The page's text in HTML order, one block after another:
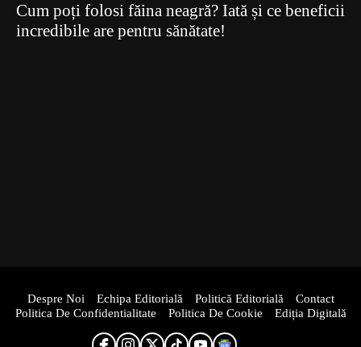
Cum poți folosi făina neagră? Iată și ce beneficii
incredibile are pentru sănătate!
Despre Noi Echipa Editorială Politică Editorială
Contact
Politica De Confidentialitate
Politica De Cookie Ediția Digitală